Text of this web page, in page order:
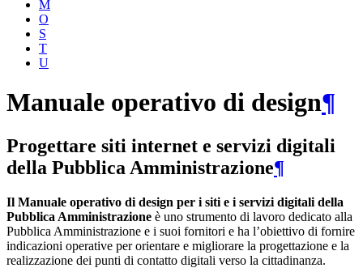
M
O
S
T
U
Manuale operativo di design¶
Progettare siti internet e servizi digitali
della Pubblica Amministrazione¶
Il Manuale operativo di design per i siti e i servizi digitali della
Pubblica Amministrazione è uno strumento di lavoro dedicato alla
Pubblica Amministrazione e i suoi fornitori e ha l’obiettivo di fornire
indicazioni operative per orientare e migliorare la progettazione e la
realizzazione dei punti di contatto digitali verso la cittadinanza.